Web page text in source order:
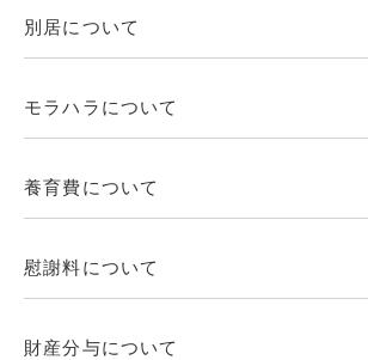
別居について
モラハラについて
養育費について
慰謝料について
財産分与について